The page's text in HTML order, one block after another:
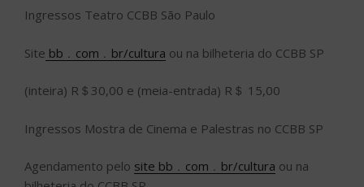
Ingressos Teatro CCBB São Paulo
Site bb﹒com﹒br/cultura ou na bilheteria do CCBB SP
(inteira) R＄30,00 e (meia-entrada) R＄ 15,00
Ingressos Mostra de Cinema e Palestras no CCBB SP
Agendamento pelo site bb﹒com﹒br/cultura ou na